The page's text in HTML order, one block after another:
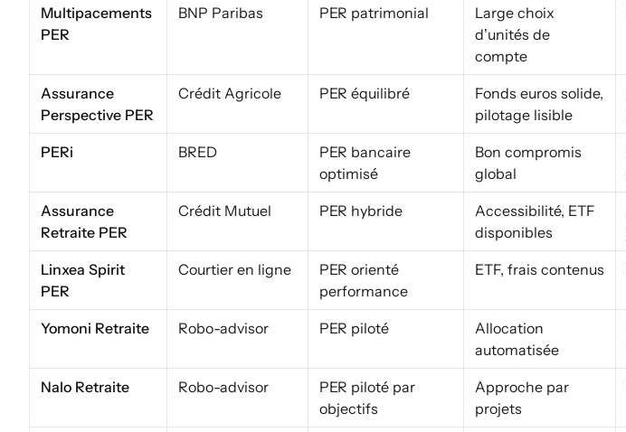
Multipacements
PER
BNP Paribas PER patrimonial
Large choix
d’unités de
compte
Assurance
Perspective PER
Crédit Agricole PER équilibré
Fonds euros solide,
pilotage lisible
PERi BRED
PER bancaire
optimisé
Bon compromis
global
Assurance
Retraite PER
Crédit Mutuel PER hybride
Accessibilité, ETF
disponibles
Linxea Spirit
PER
Courtier en ligne
PER orienté
performance
ETF, frais contenus
Yomoni Retraite Robo-advisor PER piloté
Allocation
automatisée
Nalo Retraite Robo-advisor
PER piloté par
objectifs
Approche par
projets